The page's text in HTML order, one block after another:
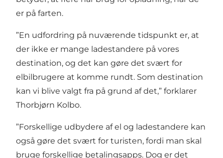
er på farten.
”En udfordring på nuværende tidspunkt er, at
der ikke er mange ladestandere på vores
destination, og det kan gøre det svært for
elbilbrugere at komme rundt. Som destination
kan vi blive valgt fra på grund af det,” forklarer
Thorbjørn Kolbo.
”Forskellige udbydere af el og ladestandere kan
også gøre det svært for turisten, fordi man skal
bruge forskellige betalingsapps. Dog er det